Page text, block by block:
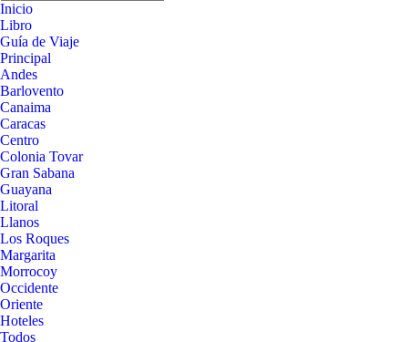
Inicio
Libro
Guía de Viaje
Principal
Andes
Barlovento
Canaima
Caracas
Centro
Colonia Tovar
Gran Sabana
Guayana
Litoral
Llanos
Los Roques
Margarita
Morrocoy
Occidente
Oriente
Hoteles
Todos